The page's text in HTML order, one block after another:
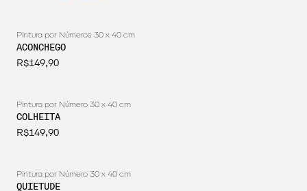
Pintura por Números 30 x 40 cm
ACONCHEGO
R$149,90
Pintura por Número 30 x 40 cm
COLHEITA
R$149,90
Pintura por Número 30 x 40 cm
QUIETUDE